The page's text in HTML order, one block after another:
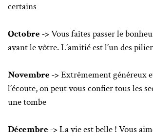
certains
Octobre -> Vous faîtes passer le
avant le vôtre. L’amitié est l’un des
Novembre -> Extrêmement généreux
l’écoute, on peut vous confier tous les
une tombe
Décembre -> La vie est belle ! Vous